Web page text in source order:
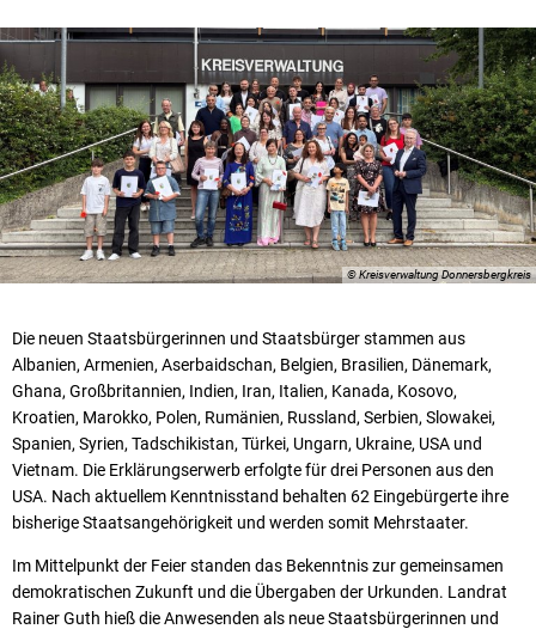
© Kreisverwaltung Donnersbergkreis
Die neuen Staatsbürgerinnen und Staatsbürger stammen aus
Albanien, Armenien, Aserbaidschan, Belgien, Brasilien, Dänemark,
Ghana, Großbritannien, Indien, Iran, Italien, Kanada, Kosovo,
Kroatien, Marokko, Polen, Rumänien, Russland, Serbien, Slowakei,
Spanien, Syrien, Tadschikistan, Türkei, Ungarn, Ukraine, USA und
Vietnam. Die Erklärungserwerb erfolgte für drei Personen aus den
USA. Nach aktuellem Kenntnisstand behalten 62 Eingebürgerte ihre
bisherige Staatsangehörigkeit und werden somit Mehrstaater.
Im Mittelpunkt der Feier standen das Bekenntnis zur gemeinsamen
demokratischen Zukunft und die Übergaben der Urkunden. Landrat
Rainer Guth hieß die Anwesenden als neue Staatsbürgerinnen und